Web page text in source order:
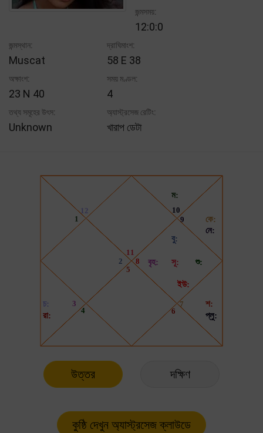
জন্মসময়:
12:0:0
জন্মস্থান:
Muscat
দ্রাঘিমাংশ:
58 E 38
অক্ষাংশ:
23 N 40
সময় মণ্ডল:
4
তথ্য সমূহের উৎস:
Unknown
অ্যাস্ট্রসেজ রেটিং:
খারাপ ডেটা
উত্তর দক্ষিণ